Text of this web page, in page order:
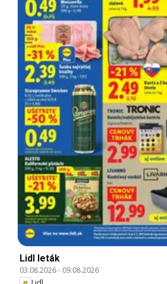
Lidl leták
03.08.2026- 09.08.2026